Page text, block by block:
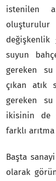
istenilen
suyun
gereken
çıkan atık
gereken
ikisinin de
farklı
Başta
olarak